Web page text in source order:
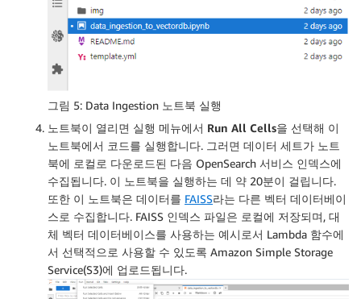
그림 5: Data Ingestion 노트북 실행
노트북이 열리면 실행 메뉴에서 Run All Cells을 선택해 이
노트북에서 코드를 실행합니다. 그러면 데이터 세트가 노트
북에 로컬로 다운로드된 다음 OpenSearch 서비스 인덱스에
수집됩니다. 이 노트북을 실행하는 데 약 20분이 걸립니다.
또한 이 노트북은 데이터를 FAISS라는 다른 벡터 데이터베이
스로 수집합니다. FAISS 인덱스 파일은 로컬에 저장되며, 대
체 벡터 데이터베이스를 사용하는 예시로서 Lambda 함수에
서 선택적으로 사용할 수 있도록 Amazon Simple Storage
Service(S3)에 업로드됩니다.